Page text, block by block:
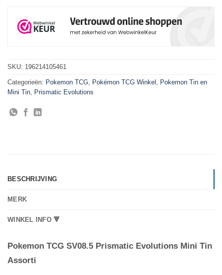
SKU: 196214105461
Categorieën: Pokemon TCG Pokémon TCG Winkel
Pokemon Tin en
Mini Tin Prismatic Evolutions
BESCHRIJVING
MERK
WINKEL INFO 🔻
Pokemon TCG SV08.5 Prismatic Evolutions Mini Tin
Assorti